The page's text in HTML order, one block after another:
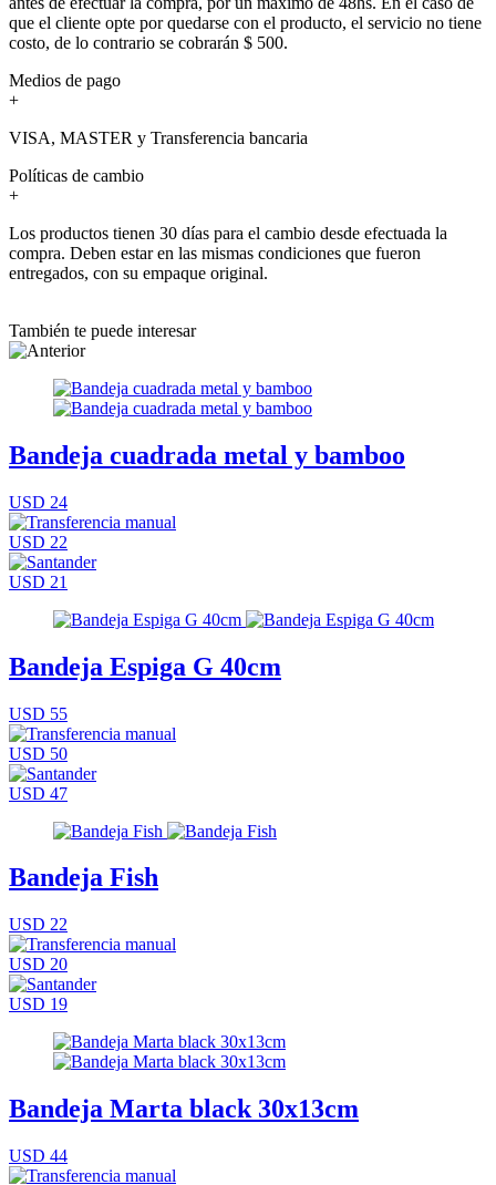
que el cliente opte por quedarse con el producto, el servicio no tiene
costo, de lo contrario se cobrarán $ 500.
Medios de pago
+
VISA, MASTER y Transferencia bancaria
Políticas de cambio
+
Los productos tienen 30 días para el cambio desde efectuada la
compra. Deben estar en las mismas condiciones que fueron
entregados, con su empaque original.
También te puede interesar
Bandeja cuadrada metal y bamboo
USD 24
USD 22
USD 21
Bandeja Espiga G 40cm
USD 55
USD 50
USD 47
Bandeja Fish
USD 22
USD 20
USD 19
Bandeja Marta black 30x13cm
USD 44